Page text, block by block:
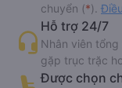
chuyển (*).
Hỗ trợ 24/7
Nhân viên
gặp trục trặc
Được chọn